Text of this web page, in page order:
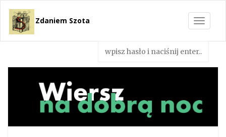
Toggle
Zdaniem Szota